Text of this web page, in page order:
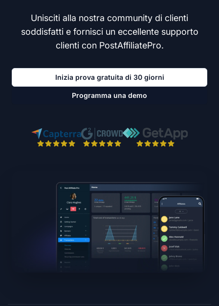
Unisciti alla nostra community di clienti
soddisfatti e fornisci un eccellente supporto
clienti con PostAffiliatePro.
Inizia prova gratuita di 30 giorni
Programma una demo